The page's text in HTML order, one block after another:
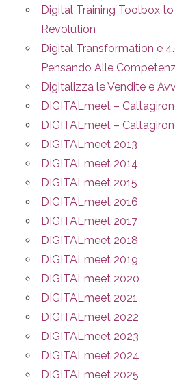
Digital Training Toolbox
Revolution
Digital Transformation e
Pensando Alle
Digitalizza le Vendite e
DIGITALmeet –
DIGITALmeet –
DIGITALmeet 2013
DIGITALmeet 2014
DIGITALmeet 2015
DIGITALmeet 2016
DIGITALmeet 2017
DIGITALmeet 2018
DIGITALmeet 2019
DIGITALmeet 2020
DIGITALmeet 2021
DIGITALmeet 2022
DIGITALmeet 2023
DIGITALmeet 2024
DIGITALmeet 2025